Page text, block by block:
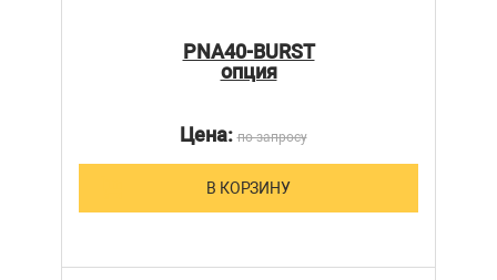
PNA40-BURST
опция
Цена:по запросу
В КОРЗИНУ